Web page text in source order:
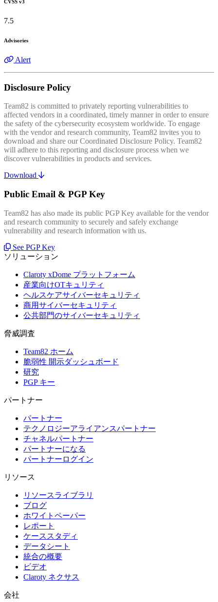
CVSS v3
7.5
Advisories
Alert
Disclosure Policy
Team82 is committed to privately reporting vulnerabilities to
affected vendors in a coordinated, timely manner in order to ensure
the safety of the cybersecurity ecosystem worldwide. To engage
with the vendor and research community, Team82 invites you to
download and share our Coordinated Disclosure Policy. Team82
will adhere to this reporting and disclosure process when we
discover vulnerabilities in products and services.
Download
Public Email & PGP Key
Team82 has also made its public PGP Key available for the vendor
and research community to securely and safely exchange
vulnerability and research information with us.
See PGP Key
ソリューション
Claroty xDome プラットフォーム
産業向けOTキュリティ
ヘルスケアサイバーセキュリティ
商用サイバーセキュリティ
公共部門のサイバーセキュリティ
脅威調査
Team82 ホーム
脆弱性 開示ダッシュボード
研究
PGP キー
パートナー
パートナー
テクノロジーアライアンスパートナー
チャネルパートナー
パートナーになる
パートナーログイン
リソース
リソースライブラリ
ブログ
ホワイトペーパー
レポート
ケーススタディ
データシート
統合の概要
ビデオ
Claroty ネクサス
会社